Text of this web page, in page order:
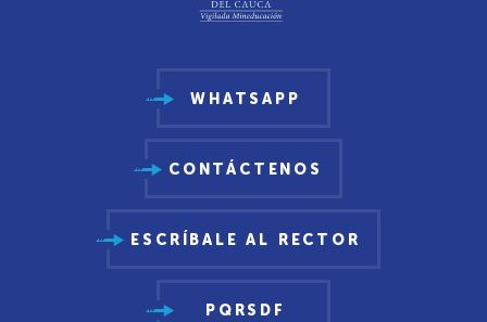
WHATSAPP
CONTÁCTENOS
ESCRÍBALE AL RECTOR
PQRSDF